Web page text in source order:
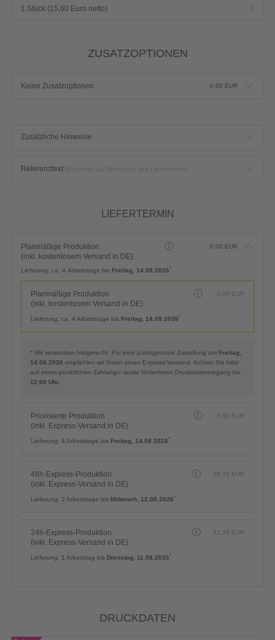
1 Stück (15,60 Euro netto)
ZUSATZOPTIONEN
Keine Zusatzoptionen 0,00 EUR
Zusätzliche Hinweise
Referenztext
LIEFERTERMIN
Planmäßige Produktion
(inkl. kostenlosem Versand in DE)
0,00 EUR
Lieferung: ca. 4 Arbeitstage bis Freitag, 14.08.2026*
Planmäßige Produktion
(inkl. kostenlosem Versand in DE)
0,00 EUR
Lieferung: ca. 4 Arbeitstage bis Freitag, 14.08.2026*
* Wir versenden fristgerecht. Für eine punktgenaue Zustellung am Freitag,
14.08.2026 empfehlen wir Ihnen einen Express-Versand. Achten Sie bitte
auf einen pünktlichen Zahlungs- sowie fehlerfreien Druckdateneingang bis
12:00 Uhr
Priorisierte Produktion
(inkl. Express-Versand in DE)
6,50 EUR
Lieferung: 4 Arbeitstage bis Freitag, 14.08.2026*
48h-Express-Produktion
(inkl. Express-Versand in DE)
18,76 EUR
Lieferung: 2 Arbeitstage bis Mittwoch, 12.08.2026*
24h-Express-Produktion
(inkl. Express-Versand in DE)
31,24 EUR
Lieferung: 1 Arbeitstag bis Dienstag, 11.08.2026*
DRUCKDATEN